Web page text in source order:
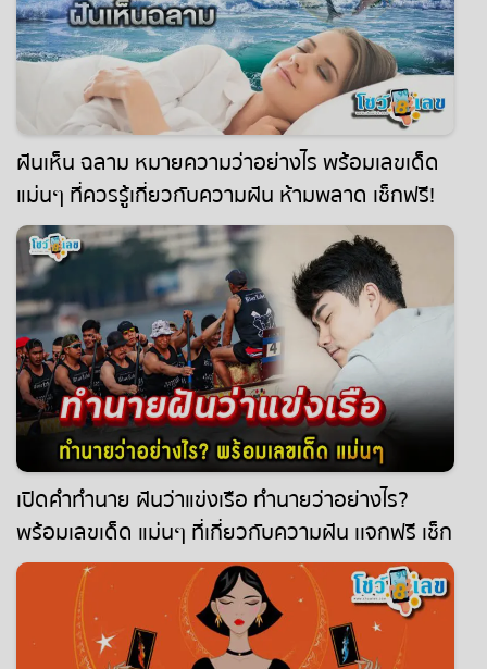
ฝันเห็น ฉลาม หมายความว่าอย่างไร พร้อมเลขเด็ด
แม่นๆ ที่ควรรู้เกี่ยวกับความฝัน ห้ามพลาด เช็กฟรี!
เปิดคำทำนาย ฝันว่าแข่งเรือ ทำนายว่าอย่างไร?
พร้อมเลขเด็ด แม่นๆ ที่เกี่ยวกับความฝัน เเจกฟรี เช็ก
เลย !